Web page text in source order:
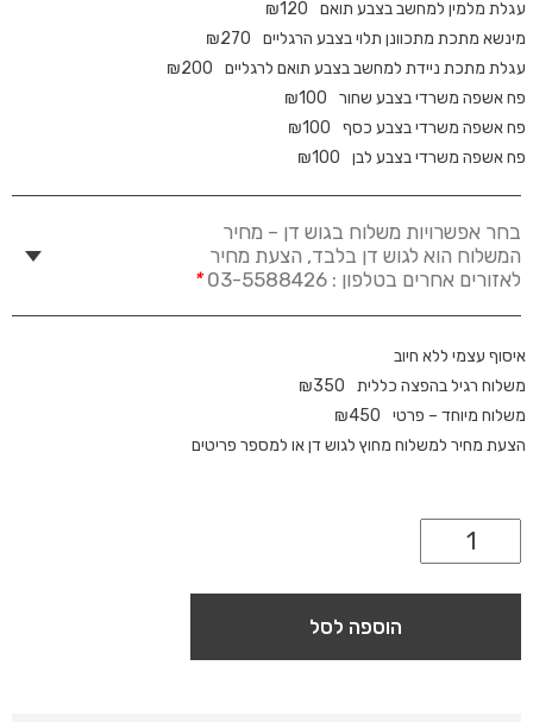
עגלת מלמין למחשב בצבע תואם
₪120
מינשא מתכת מתכוונן תלוי בצבע הרגליים
₪270
עגלת מתכת ניידת למחשב בצבע תואם לרגליים
₪200
פח אשפה משרדי בצבע שחור
₪100
פח אשפה משרדי בצבע כסף
₪100
פח אשפה משרדי בצבע לבן
₪100
בחר אפשרויות משלוח בגוש דן – מחיר
המשלוח הוא לגוש דן בלבד, הצעת מחיר
לאזורים אחרים בטלפון : 03-5588426
*
איסוף עצמי ללא חיוב
משלוח רגיל בהפצה כללית
₪350
משלוח מיוחד – פרטי
₪450
הצעת מחיר למשלוח מחוץ לגוש דן או למספר פריטים
הוספה לסל